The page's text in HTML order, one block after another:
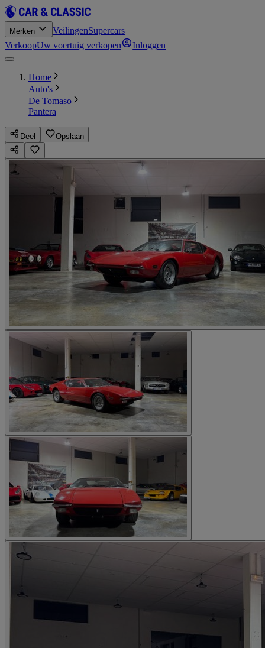
Merken VeilingenSupercars
VerkoopUw voertuig verkopen Inloggen
Home
Auto's
De Tomaso
Pantera
Deel Opslaan